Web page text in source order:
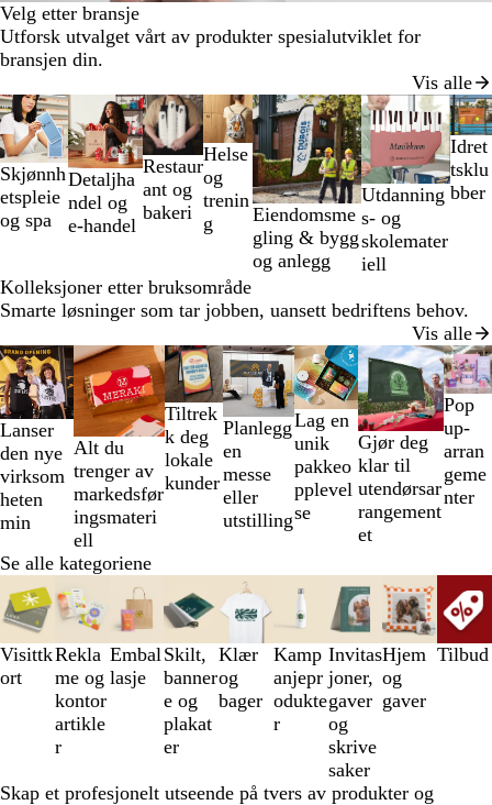
Velg etter bransje
Utforsk utvalget vårt av produkter spesialutviklet for
bransjen din.
Vis alle
Skjønnh
etspleie
og spa
Detaljha
ndel og
e-handel
Restaur
ant og
bakeri
Helse
og
trenin
g
Eiendomsme
gling & bygg
og anlegg
Utdanning
s- og
skolemater
iell
Idret
tsklu
bber
Lysbilder
1
til
2
av
7
Kolleksjoner etter bruksområde
Smarte løsninger som tar jobben, uansett bedriftens behov.
Vis alle
Lanser
den nye
virksom
heten
min
Alt du
trenger av
markedsfør
ingsmateri
ell
Tiltrek
k deg
lokale
kunder
Planlegg
en
messe
eller
utstilling
Lag en
unik
pakkeo
pplevel
se
Gjør deg
klar til
utendørsar
rangement
et
Pop
up-
arran
geme
nter
Lysbilder
1
til
2
av
7
Se alle kategoriene
Visittk
ort
Rekla
me og
kontor
artikle
r
Embal
lasje
Skilt,
banner
e og
plakat
er
Klær
og
bager
Kamp
anjepr
odukte
r
Invitas
joner,
gaver
og
skrive
saker
Hjem
og
gaver
Tilbud
Lysbilder
1
til
3
av
Skap et profesjonelt utseende på tvers av produkter og